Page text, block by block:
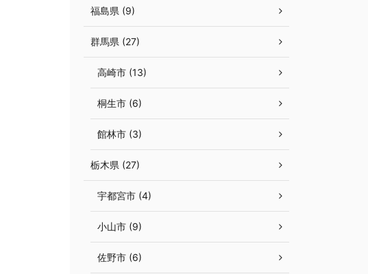
福島県 (9)
群馬県 (27)
高崎市 (13)
桐生市 (6)
館林市 (3)
栃木県 (27)
宇都宮市 (4)
小山市 (9)
佐野市 (6)